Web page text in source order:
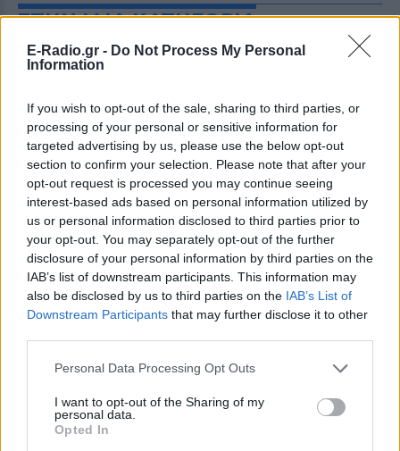
E-Radio.gr - Do Not Process My Personal
Information
If you wish to opt-out of the sale, sharing to third parties, or
processing of your personal or sensitive information for
targeted advertising by us, please use the below opt-out
section to confirm your selection. Please note that after your
opt-out request is processed you may continue seeing
interest-based ads based on personal information utilized by
us or personal information disclosed to third parties prior to
your opt-out. You may separately opt-out of the further
disclosure of your personal information by third parties on the
IAB’s list of downstream participants. This information may
also be disclosed by us to third parties on the IAB’s List of
Downstream Participants that may further disclose it to other
Personal Data Processing Opt Outs
I want to opt-out of the Sharing of my
personal data.
Opted In
ΣΤΗΝ ΙΔΙΑ ΚΑΤΗΓΟΡΙΑ
Ο Γιώργος Μανίκας έστησε
βίντεο
Συνεχή παράπονα για τον καφέ, στημένος
καβγάς και ενθουσιώδεις αντιδράσεις
από τους followers του
Οι συναυλίες επιτέλους
βγάζουν φτηνά εισιτήρια ‑
Ποιοι καλλιτέχνες κατέβασαν
τις τιμές
ΠΡΙΝ 8 ΏΡΕΣ
Οι fans δεν αντέχουν άλλες αυξήσεις: Τα
Ο διάσημος κιθαρίστας απο τον
οποιο εμπνεύστηκε το όνομα
της η Αση Μπήλιου ‑ Πώς τη